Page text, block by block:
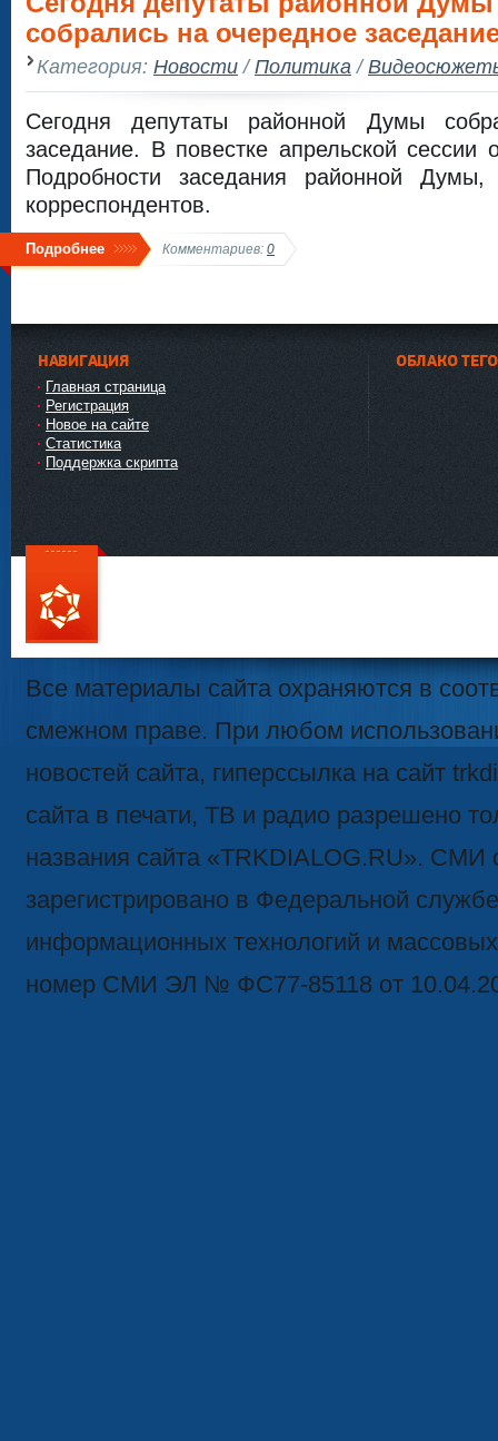
собрались на очередное
Категория: Новости/Политика /
Сегодня депутаты районной Думы
заседание. В повестке апрельской сессии
Подробности заседания районной
корреспондентов.
Подробнее Комментариев: 0
НАВИГАЦИЯ
Главная страница
Регистрация
Новое на сайте
Статистика
Поддержка скрипта
ОБЛАКО
111
Все материалы сайта охраняются в
смежном праве. При любом
новостей сайта, гиперссылка на сайт
сайта в печати, ТВ и радио разрешено
названия сайта «TRKDIALOG.RU». СМИ
зарегистрировано в Федеральной
информационных технологий и
номер СМИ ЭЛ № ФС77-85118 от